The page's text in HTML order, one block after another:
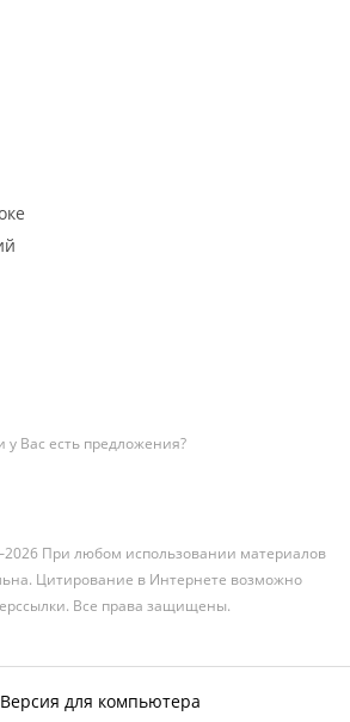
Вас есть предложения?
При любом использовании материалов
Цитирование в Интернете возможно
Все права защищены.
Версия для компьютера